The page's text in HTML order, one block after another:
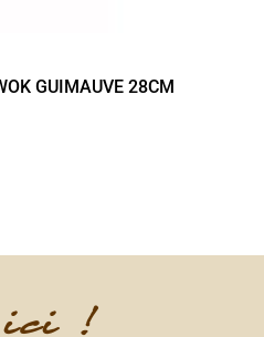
GUIMAUVE 28CM